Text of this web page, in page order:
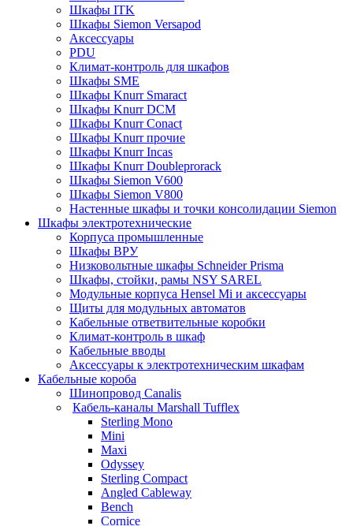
Шкафы ITK
Шкафы Siemon Versapod
Аксессуары
PDU
Климат-контроль для шкафов
Шкафы SME
Шкафы Knurr Smaract
Шкафы Knurr DCM
Шкафы Knurr Conact
Шкафы Knurr прочие
Шкафы Knurr Incas
Шкафы Knurr Doubleprorack
Шкафы Siemon V600
Шкафы Siemon V800
Настенные шкафы и точки консолидации Siemon
Шкафы электротехнические
Корпуса промышленные
Шкафы ВРУ
Низковольтные шкафы Schneider Prisma
Шкафы, стойки, рамы NSY SAREL
Модульные корпуса Hensel Mi и аксессуары
Щиты для модульных автоматов
Кабельные ответвительные коробки
Климат-контроль в шкаф
Кабельные вводы
Аксессуары к электротехническим шкафам
Кабельные короба
Шинопровод Canalis
Кабель-каналы Marshall Tufflex
Sterling Mono
Mini
Maxi
Odyssey
Sterling Compact
Angled Cableway
Bench
Cornice